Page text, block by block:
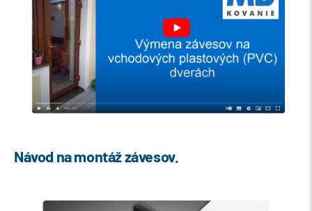
Návod na montáž závesov.